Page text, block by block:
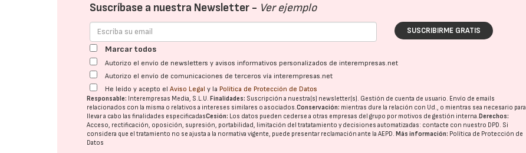
Suscríbase a nuestra Newsletter - Ver ejemplo
SUSCRIBIRME GRATIS
Marcar todos
Autorizo el envío de newsletters y avisos informativos personalizados de interempresas.net
Autorizo el envío de comunicaciones de terceros vía interempresas.net
He leído y acepto elAviso Legal y la Política de Protección de Datos
Responsable: Interempresas Media, S.L.U.Finalidades: Suscripción a nuestra(s) newsletter(s). Gestión de cuenta de usuario. Envío de emails
relacionados con la misma o relativos a intereses similares o asociados.Conservación: mientras dure la relación con Ud., o mientras sea necesario para
llevar a cabo las finalidades especificadasCesión: Los datos pueden cederse a otras empresas del grupo por motivos de gestión interna.Derechos:
Acceso, rectificación, oposición, supresión, portabilidad, limitación del tratatamiento y decisiones automatizadas: contacte con nuestro DPD. Si
considera que el tratamiento no se ajusta a la normativa vigente, puede presentar reclamación ante laAEPD.Más información: Política de Protección de
Datos